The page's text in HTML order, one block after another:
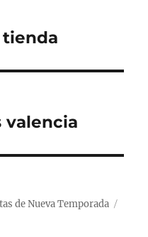
valencia
de Nueva Temporada